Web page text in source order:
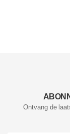
Ontvang de